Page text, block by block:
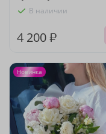
В наличии
4 200 ₽
Новинка